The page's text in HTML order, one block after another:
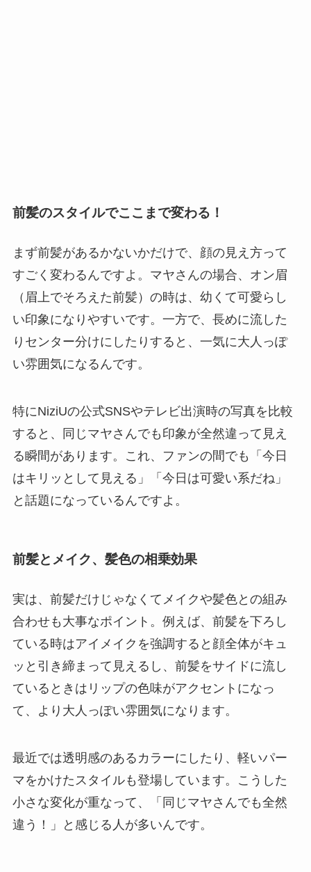
前髪のスタイルでここまで変わる！
まず前髪があるかないかだけで、顔の見え方って
すごく変わるんですよ。マヤさんの場合、オン眉
（眉上でそろえた前髪）の時は、幼くて可愛らし
い印象になりやすいです。一方で、長めに流した
りセンター分けにしたりすると、一気に大人っぽ
い雰囲気になるんです。
特にNiziUの公式SNSやテレビ出演時の写真を比較
すると、同じマヤさんでも印象が全然違って見え
る瞬間があります。これ、ファンの間でも「今日
はキリッとして見える」「今日は可愛い系だね」
と話題になっているんですよ。
前髪とメイク、髪色の相乗効果
実は、前髪だけじゃなくてメイクや髪色との組み
合わせも大事なポイント。例えば、前髪を下ろし
ている時はアイメイクを強調すると顔全体がキュ
ッと引き締まって見えるし、前髪をサイドに流し
ているときはリップの色味がアクセントになっ
て、より大人っぽい雰囲気になります。
最近では透明感のあるカラーにしたり、軽いパー
マをかけたスタイルも登場しています。こうした
小さな変化が重なって、「同じマヤさんでも全然
違う！」と感じる人が多いんです。